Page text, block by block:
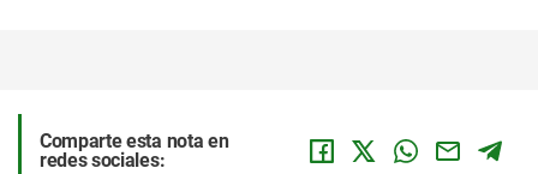
Comparte esta nota en
redes sociales: